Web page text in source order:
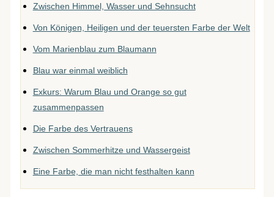
Zwischen Himmel, Wasser und Sehnsucht
Von Königen, Heiligen und der teuersten Farbe der Welt
Vom Marienblau zum Blaumann
Blau war einmal weiblich
Exkurs: Warum Blau und Orange so gut
zusammenpassen
Die Farbe des Vertrauens
Zwischen Sommerhitze und Wassergeist
Eine Farbe, die man nicht festhalten kann